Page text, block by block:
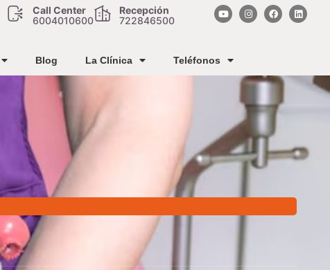
Call Center
6004010600
Recepción
722846500
Blog La Clínica Teléfonos